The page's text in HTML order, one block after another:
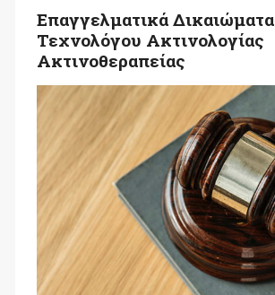
Επαγγελματικά Δικαιώματα
Τεχνολόγου Ακτινολογίας
Ακτινοθεραπείας